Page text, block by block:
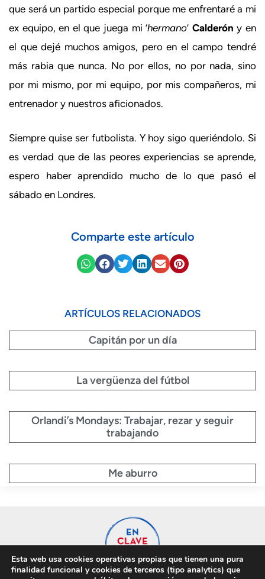
que será un partido especial porque me enfrentaré a mi
ex equipo, en el que juega mi ‘hermano’ Calderón y en
el que dejé muchos amigos, pero en el campo tendré
más rabia que nunca. No por ellos, no por nada, sino
por mi mismo, por mi equipo, por mis compañeros, mi
entrenador y nuestros aficionados.
Siempre quise ser futbolista. Y hoy sigo queriéndolo. Si
es verdad que de las peores experiencias se aprende,
espero haber aprendido mucho de lo que pasó el
sábado en Londres.
Comparte este artículo
ARTÍCULOS RELACIONADOS
Capitán por un día
La vergüenza del fútbol
Orlandi’s Mondays: Trabajar, rezar y seguir
trabajando
Me aburro
Esta web usa cookies operativas propias que tienen una pura
finalidad funcional y cookies de terceros (tipo analytics) que